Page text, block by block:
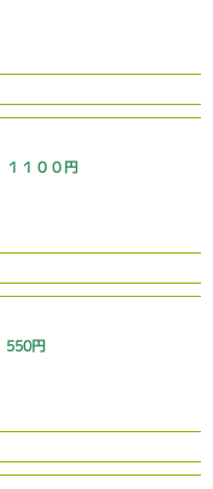
１００円
円